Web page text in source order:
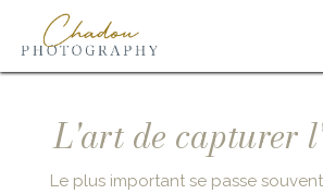
Se rendre au contenu
L'art de capturer
Le plus important se passe